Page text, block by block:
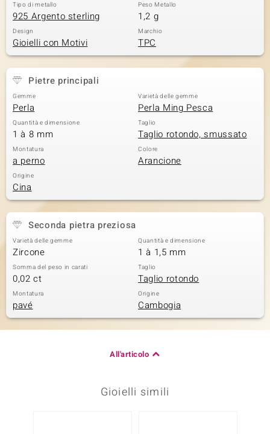
Tipo di metallo
925 Argento sterling
Peso Metallo
1,2 g
Design
Gioielli con Motivi
Marchio
TPC
Pietre principali
Gemme
Perla
Varietà delle gemme
Perla Ming Pesca
Quantità e dimensione
1 à 8 mm
Taglio
Taglio rotondo, smussato
Montatura
a perno
Colore
Arancione
Origine
Cina
Seconda pietra preziosa
Varietà delle gemme
Zircone
Quantità e dimensione
1 à 1,5 mm
Somma del peso in carati
0,02 ct
Taglio
Taglio rotondo
Montatura
pavé
Origine
Cambogia
All'articolo
Gioielli simili